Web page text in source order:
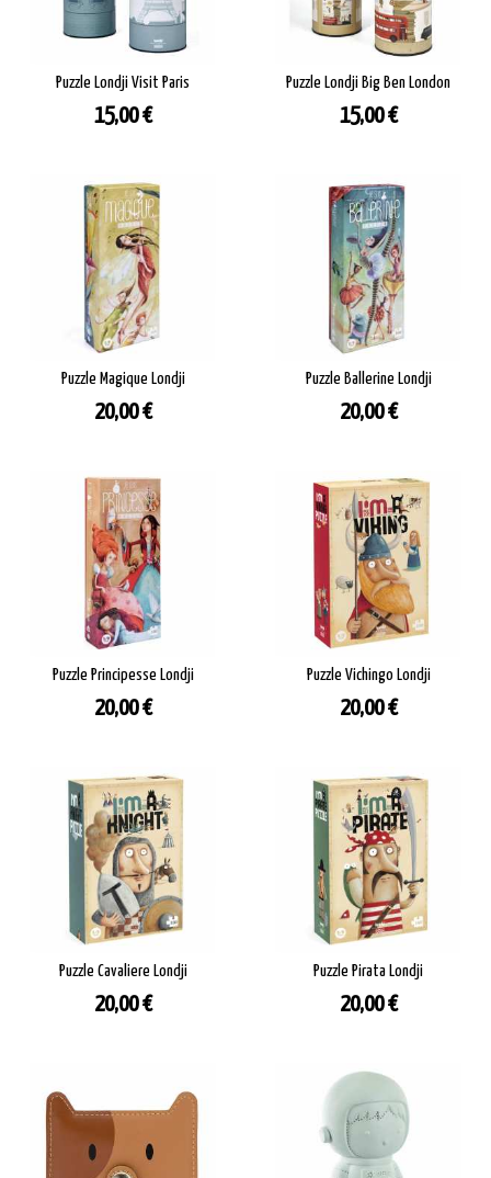
Puzzle Londji Visit Paris
Prezzo
15,00 €
Puzzle Londji Big Ben London
Prezzo
15,00 €
Puzzle Magique Londji
Prezzo
20,00 €
Puzzle Ballerine Londji
Prezzo
20,00 €
Puzzle Principesse Londji
Prezzo
20,00 €
Puzzle Vichingo Londji
Prezzo
20,00 €
Puzzle Cavaliere Londji
Prezzo
20,00 €
Puzzle Pirata Londji
Prezzo
20,00 €